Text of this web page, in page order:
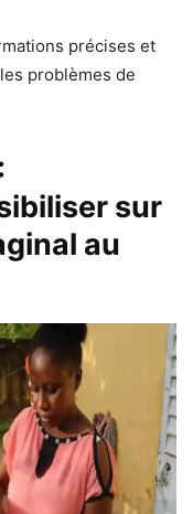
précises et
problèmes de
sur
au